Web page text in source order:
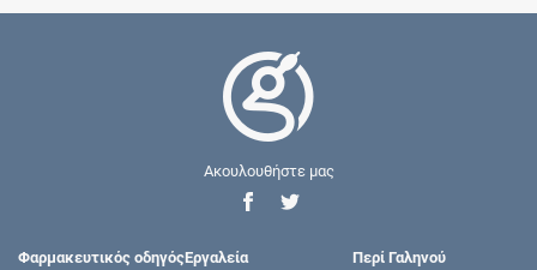
Ακουλουθήστε μας
Φαρμακευτικός οδηγόςΕργαλεία Περί Γαληνού